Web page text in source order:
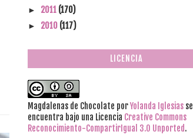
► 2011 (170)
► 2010 (117)
LICENCIA
Magdalenas de Chocolate porYolanda Iglesias se
encuentra bajo una Licencia Creative Commons
Reconocimiento-CompartirIgual 3.0 Unported.